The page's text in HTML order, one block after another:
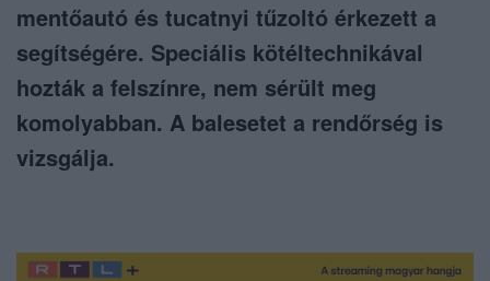
mentőautó és tucatnyi tűzoltó érkezett a
segítségére. Speciális kötéltechnikával
hozták a felszínre, nem sérült meg
komolyabban. A balesetet a rendőrség is
vizsgálja.